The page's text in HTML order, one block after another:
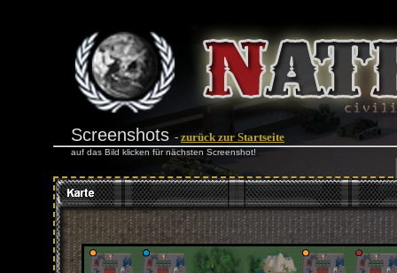
Screenshots - zurück zur Startseite
auf das Bild klicken für nächsten Screenshot!